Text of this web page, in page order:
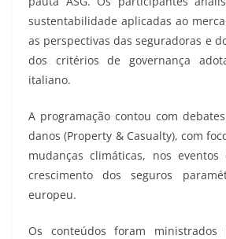
sustentabilidade aplicadas ao
as perspectivas das seguradoras e
dos critérios de governança
italiano.
A programação contou com
danos (Property & Casualty), com
mudanças climáticas, nos
crescimento dos seguros
europeu.
Os conteúdos foram ministrados